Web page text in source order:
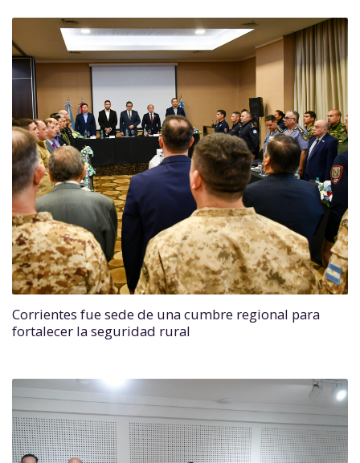
Corrientes fue sede de una cumbre regional para
fortalecer la seguridad rural